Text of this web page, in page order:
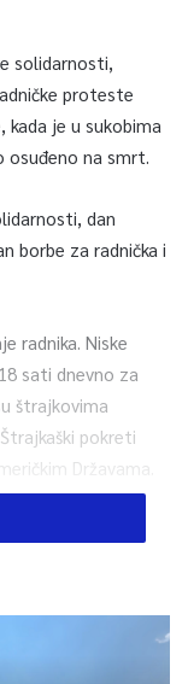
solidarnosti,
proteste
kada je u sukobima
osuđeno na smrt.
dan
borbe za radnička i
radnika. Niske
sati dnevno za
štrajkovima
pokreti
Državama.
oko 40.000
šest i ranila oko